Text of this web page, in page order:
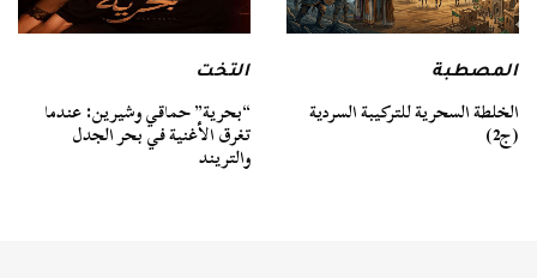
المصطبة
الخلطة السحرية للتركيبة السردية
(ج2)
التخت
“بحرية” حماقي وشيرين: عندما
تغرق الأغنية في بحر الجدل
والتريند